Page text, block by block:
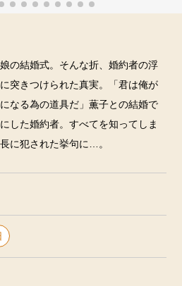
の結婚式。そんな折、婚約者の浮
突きつけられた真実。「君は俺が
なる為の道具だ」薫子との結婚で
した婚約者。すべてを知ってしま
に犯された挙句に…。